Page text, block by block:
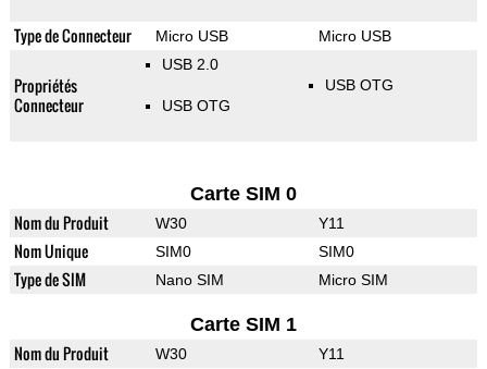
Type de Connecteur Micro USB Micro USB
Propriétés
Connecteur
USB 2.0
USB OTG
USB OTG
Carte SIM 0
Nom du Produit W30 Y11
Nom Unique SIM0 SIM0
Type de SIM Nano SIM Micro SIM
Carte SIM 1
Nom du Produit W30 Y11